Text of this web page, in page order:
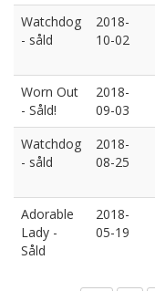
Watchdog
- såld
2018-
10-02
Worn Out
- Såld!
2018-
09-03
Watchdog
- såld
2018-
08-25
Adorable
Lady -
Såld
2018-
05-19